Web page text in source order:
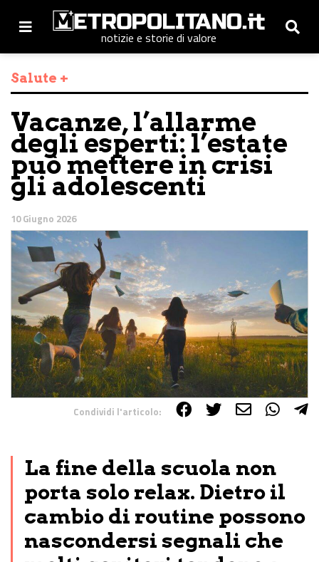
notizie e storie di valore
Salute +
Vacanze, l’allarme
degli esperti: l’estate
può mettere in crisi
gli adolescenti
10 Giugno 2026
Condividi l'articolo:
La fine della scuola non
porta solo relax. Dietro il
cambio di routine possono
nascondersi segnali che